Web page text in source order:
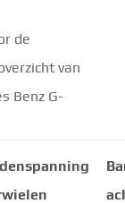
de
van
Benz G-